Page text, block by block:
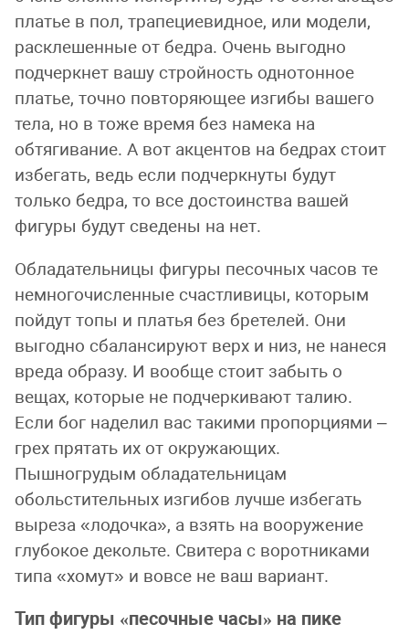
платье в пол, трапециевидное, или модели,
расклешенные от бедра. Очень выгодно
подчеркнет вашу стройность однотонное
платье, точно повторяющее изгибы вашего
тела, но в тоже время без намека на
обтягивание. А вот акцентов на бедрах стоит
избегать, ведь если подчеркнуты будут
только бедра, то все достоинства вашей
фигуры будут сведены на нет.
Обладательницы фигуры песочных часов те
немногочисленные счастливицы, которым
пойдут топы и платья без бретелей. Они
выгодно сбалансируют верх и низ, не нанеся
вреда образу. И вообще стоит забыть о
вещах, которые не подчеркивают талию.
Если бог наделил вас такими пропорциями –
грех прятать их от окружающих.
Пышногрудым обладательницам
обольстительных изгибов лучше избегать
выреза «лодочка», а взять на вооружение
глубокое декольте. Свитера с воротниками
типа «хомут» и вовсе не ваш вариант.
Тип фигуры «песочные часы» на пике